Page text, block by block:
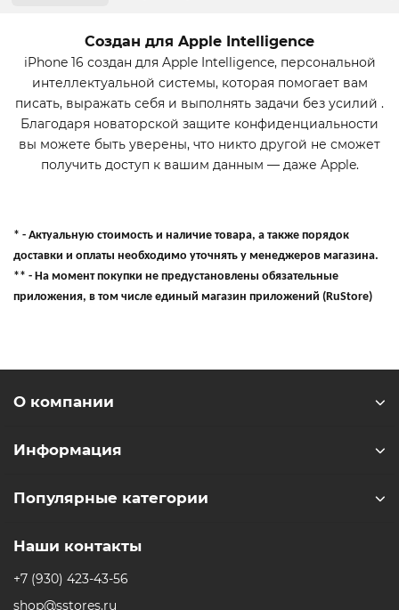
Создан для Apple Intelligence
iPhone 16 создан для Apple Intelligence, персональной
интеллектуальной системы, которая помогает вам
писать, выражать себя и выполнять задачи без усилий .
Благодаря новаторской защите конфиденциальности
вы можете быть уверены, что никто другой не сможет
получить доступ к вашим данным — даже Apple.
* - Актуальную стоимость и наличие товара, а также порядок
доставки и оплаты необходимо уточнять у менеджеров магазина.
** - На момент покупки не предустановлены обязательные
приложения, в том числе единый магазин приложений (RuStore)
О компании
Информация
Популярные категории
Наши контакты
+7 (930) 423-43-56
shop@sstores.ru